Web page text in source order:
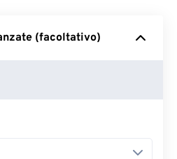
Drive
(facoltativo)